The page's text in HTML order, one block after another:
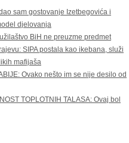
sam gostovanje Izetbegovića i
djelovanja
BiH ne preuzme predmet
SIPA postala kao ikebana, služi
mafijaša
Ovako nešto im se nije desilo od
TOPLOTNIH TALASA: Ovaj bol